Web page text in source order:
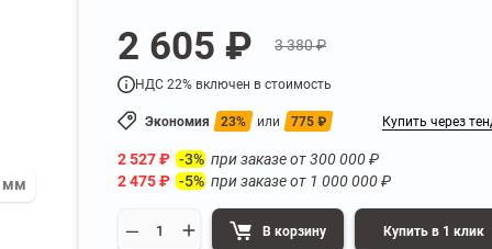
документами
Для рассады и цветов
Показать еще
Невилон
Практик
Диком
доступа
Офисная мебель для бизнес-центра
Офисная мебель лофт
Офисная мебель для склада
Офисная мебель на металлокаркасе
мм
2 605 ₽ 3 380 ₽
НДС 22% включен в стоимость
Экономия 23% или 775₽ Купить через
2 527₽ -3% при заказе от300 000₽
2 475₽ -5% при заказе от 1 000 000₽
В корзину Купить в 1 клик